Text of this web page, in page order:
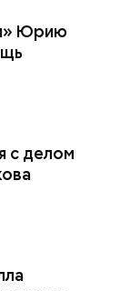
Юрию
с делом